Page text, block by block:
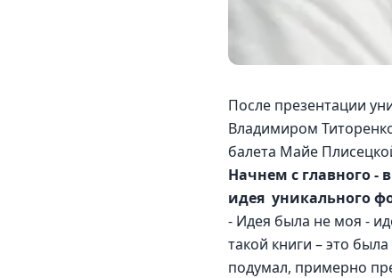
После презентации
Владимиром
балета Майе
Начнем с главного -
идея  уникального
- Идея была не моя -
такой книги – это
подумал, примерно